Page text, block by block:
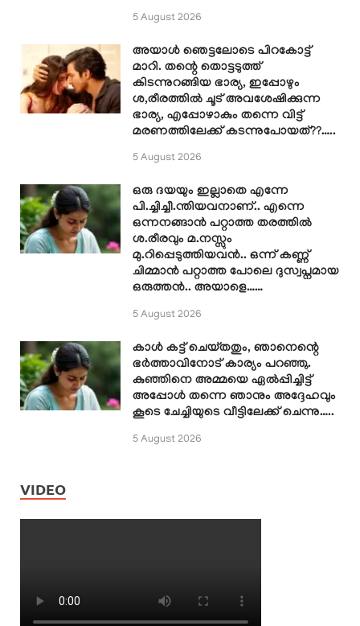
5 August 2026
അയാൾ ഞെട്ടലോടെ പിറകോട്ട്
മാറി. തന്റെ തൊട്ടടുത്ത്
കിടന്നുറങ്ങിയ ഭാര്യ, ഇപ്പോഴും
ശ,രീരത്തിൽ ചൂട് അവശേഷിക്കുന്ന
ഭാര്യ, എപ്പോഴാകും തന്നെ വിട്ട്
മരണത്തിലേക്ക് കടന്നുപോയത്??…..
5 August 2026
ഒരു ദയയും ഇല്ലാതെ എന്നേ
പി.ച്ചിച്ചീ.ന്തിയവനാണ്.. എന്നെ
ഒന്നനങ്ങാൻ പറ്റാത്ത തരത്തിൽ
ശ.രീരവും മ.നസ്സും
മു.റിപ്പെടുത്തിയവൻ.. ഒന്ന് കണ്ണ്
ചിമ്മാൻ പറ്റാത്ത പോലെ ദുസ്വപ്നമായ
ഒരുത്തൻ.. അയാളെ……
5 August 2026
കാൾ കട്ട് ചെയ്തതും, ഞാനെന്റെ
ഭർത്താവിനോട് കാര്യം പറഞ്ഞു.
കുഞ്ഞിനെ അമ്മയെ ഏൽപ്പിച്ചിട്ട്
അപ്പോൾ തന്നെ ഞാനും അദ്ദേഹവും
കൂടെ ചേച്ചിയുടെ വീട്ടിലേക്ക് ചെന്നു…..
5 August 2026
VIDEO